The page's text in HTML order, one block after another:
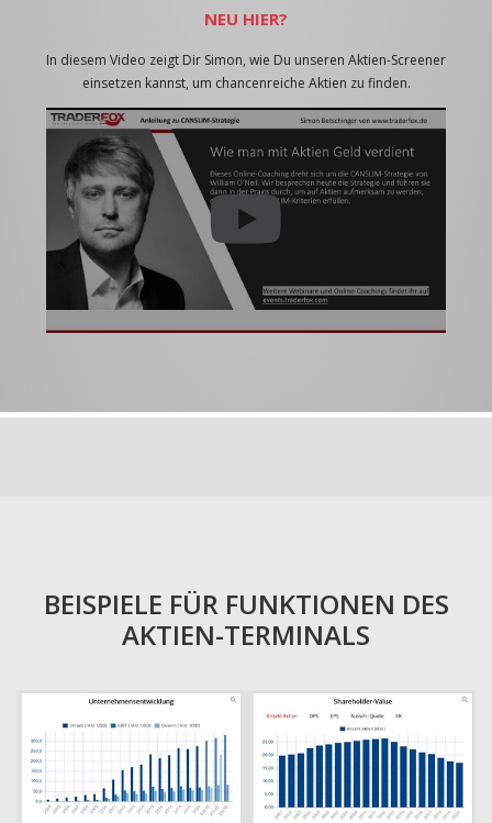
NEU HIER?
In diesem Video zeigt Dir Simon, wie Du unseren Aktien-Screener
einsetzen kannst, um chancenreiche Aktien zu finden.
BEISPIELE FÜR FUNKTIONEN DES
AKTIEN-TERMINALS